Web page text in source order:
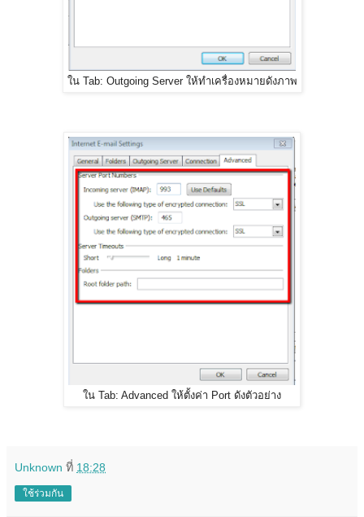
ใน Tab: Outgoing Server ให้ทำเครื่องหมายดังภาพ
ใน Tab: Advanced ให้ตั้งค่า Port ดังตัวอย่าง
Unknown ที่ 18:28
ใช้ร่วมกัน